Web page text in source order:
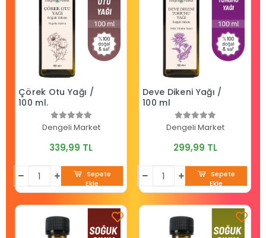
Çörek Otu Yağı /
100 ml.
Dengeli Market
339,99 TL
Sepete
Ekle
Deve Dikeni Yağı /
100 ml
Dengeli Market
299,99 TL
Sepete
Ekle